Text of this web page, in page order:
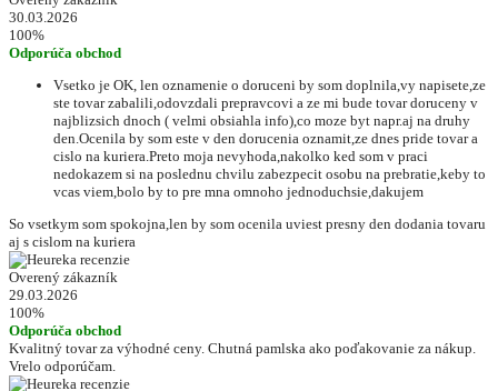
30.03.2026
100%
Odporúča obchod
Vsetko je OK, len oznamenie o doruceni by som doplnila,vy napisete,ze
ste tovar zabalili,odovzdali prepravcovi a ze mi bude tovar doruceny v
najblizsich dnoch ( velmi obsiahla info),co moze byt napr.aj na druhy
den.Ocenila by som este v den dorucenia oznamit,ze dnes pride tovar a
cislo na kuriera.Preto moja nevyhoda,nakolko ked som v praci
nedokazem si na poslednu chvilu zabezpecit osobu na prebratie,keby to
vcas viem,bolo by to pre mna omnoho jednoduchsie,dakujem
So vsetkym som spokojna,len by som ocenila uviest presny den dodania tovaru
aj s cislom na kuriera
Overený zákazník
29.03.2026
100%
Odporúča obchod
Kvalitný tovar za výhodné ceny. Chutná pamlska ako poďakovanie za nákup.
Vrelo odporúčam.